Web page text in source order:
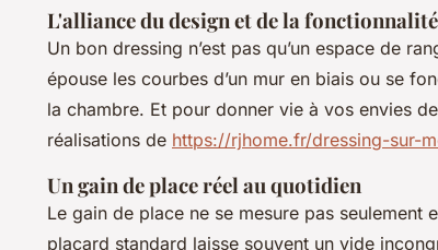
L'alliance du design et de la fonctionnalité
Un bon dressing n’est pas qu’un espace de
épouse les courbes d’un mur en biais ou se
la chambre. Et pour donner vie à vos envies
réalisations de https://rjhome.fr/dressing-sur-
Un gain de place réel au quotidien
Le gain de place ne se mesure pas
placard standard laisse souvent un vide